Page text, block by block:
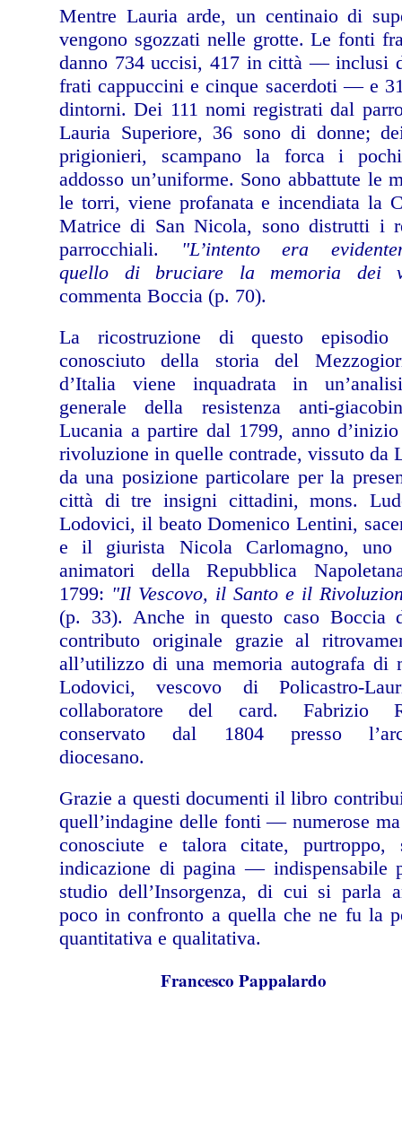
Mentre Lauria arde, un centinaio di
vengono sgozzati nelle grotte. Le fonti
danno 734 uccisi, 417 in città — inclusi
frati cappuccini e cinque sacerdoti — e
dintorni. Dei 111 nomi registrati dal
Lauria Superiore, 36 sono di donne;
prigionieri, scampano la forca i
addosso un’uniforme. Sono abbattute le
le torri, viene profanata e incendiata la
Matrice di San Nicola, sono distrutti i
parrocchiali. "L’intento era
quello di bruciare la memoria dei
commenta Boccia (p. 70).
La ricostruzione di questo episodio
conosciuto della storia del
d’Italia viene inquadrata in
generale della resistenza anti-
Lucania a partire dal 1799, anno
rivoluzione in quelle contrade, vissuto da
da una posizione particolare per la
città di tre insigni cittadini, mons.
Lodovici, il beato Domenico Lentini,
e il giurista Nicola Carlomagno, uno
animatori della Repubblica
1799: "Il Vescovo, il Santo e il
(p. 33). Anche in questo caso Boccia
contributo originale grazie al
all’utilizzo di una memoria autografa di
Lodovici, vescovo di Policastro-
collaboratore del card. Fabrizio
conservato dal 1804 presso
diocesano.
Grazie a questi documenti il libro
quell’indagine delle fonti — numerose
conosciute e talora citate, purtroppo,
indicazione di pagina — indispensabile
studio dell’Insorgenza, di cui si parla
poco in confronto a quella che ne fu la
quantitativa e qualitativa.
Francesco Pappalardo